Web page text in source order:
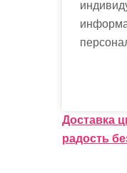
Н
а
Доставка
радость